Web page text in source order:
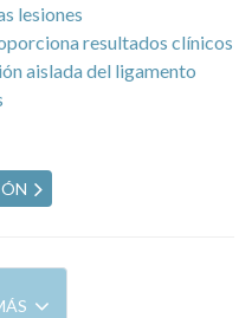
lesiones
resultados clínicos
aislada del ligamento